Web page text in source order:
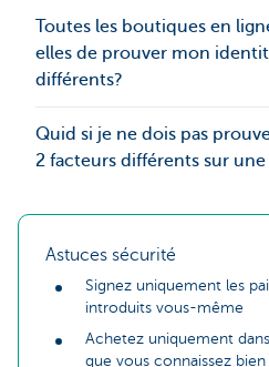
Toutes les boutiques en
elles de prouver mon
différents?
Quid si je ne dois pas
2 facteurs différents sur
Astuces sécurité
Signez uniquement les
introduits vous-même
Achetez uniquement
que vous connaissez